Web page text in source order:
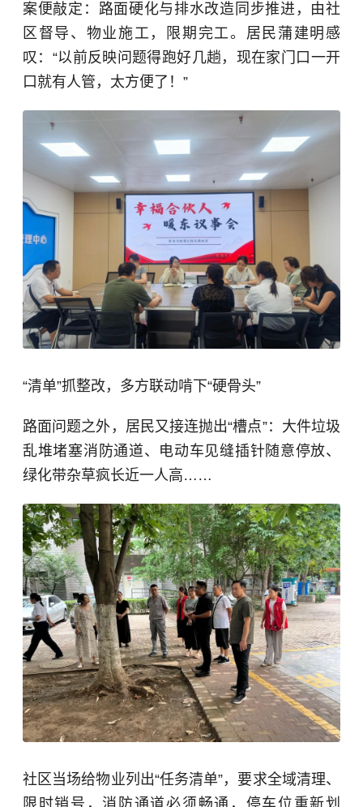
案便敲定：路面硬化与排水改造同步推进，由社
区督导、物业施工，限期完工。居民蒲建明感
叹：“以前反映问题得跑好几趟，现在家门口一开
口就有人管，太方便了！”
“清单”抓整改，多方联动啃下“硬骨头”
路面问题之外，居民又接连抛出“槽点”：大件垃圾
乱堆堵塞消防通道、电动车见缝插针随意停放、
绿化带杂草疯长近一人高……
社区当场给物业列出“任务清单”，要求全域清理、
限时销号，消防通道必须畅通，停车位重新划